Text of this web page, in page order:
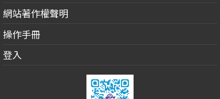
網站著作權聲明
操作手冊
登入